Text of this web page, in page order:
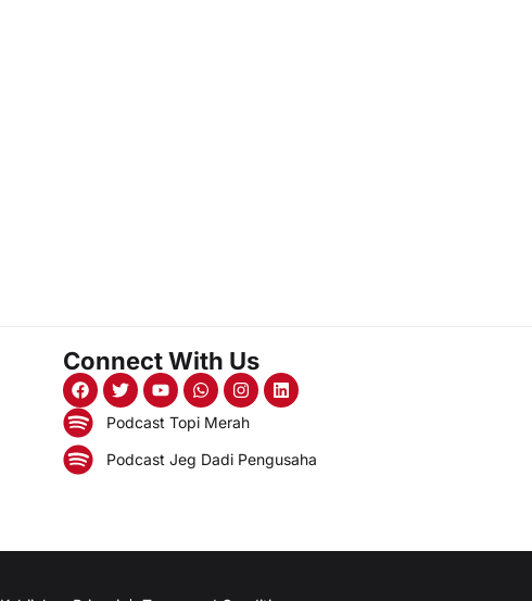
Connect With Us
Podcast Topi Merah
Podcast Jeg Dadi Pengusaha